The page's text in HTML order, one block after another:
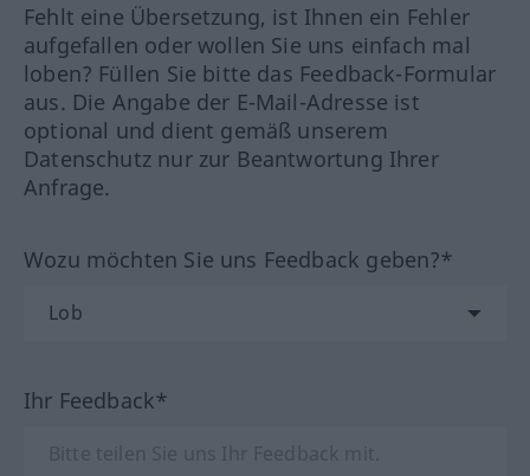
Fehlt eine Übersetzung, ist Ihnen ein Fehler
aufgefallen oder wollen Sie uns einfach mal
loben? Füllen Sie bitte das Feedback-Formular
aus. Die Angabe der E-Mail-Adresse ist
optional und dient gemäß unserem
Datenschutz nur zur Beantwortung Ihrer
Anfrage.
Wozu möchten Sie uns Feedback geben?*
Ihr Feedback*